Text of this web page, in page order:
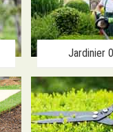
Jardinier